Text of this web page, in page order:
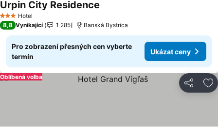
3 Počet hvězdiček
Hotel
Urpin City Residence
8,8 Vynikající 1 285 Banská Bystrica
Pro zobrazení přesných cen vyberte
termín
Ukázat ceny
Sdílet
Oblíbená volba